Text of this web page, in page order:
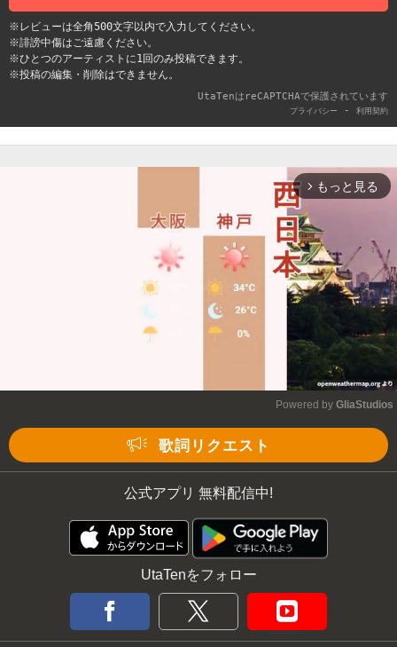
※レビューは全角500文字以内で入力してください。
※誹謗中傷はご遠慮ください。
※ひとつのアーティストに1回のみ投稿できます。
※投稿の編集・削除はできません。
UtaTenはreCAPTCHAで保護されています
プライバシー - 利用契約
arrow_forward_ios もっと見る
Powered by GliaStudios
歌詞リクエスト
公式アプリ 無料配信中!
UtaTenをフォロー